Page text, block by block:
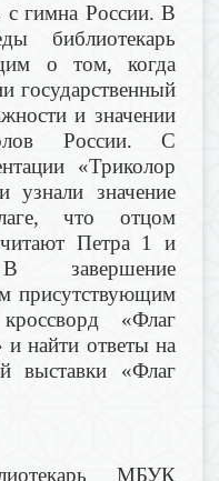
гимна России. В
библиотекарь
о том, когда
государственный
и значении
России. С
«Триколор
узнали значение
что отцом
Петра 1 и
завершение
присутствующим
«Флаг
найти ответы на
выставки «Флаг
МБУК